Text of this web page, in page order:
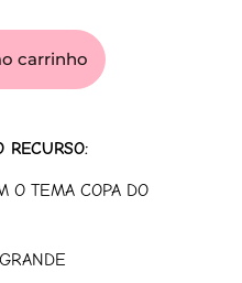
carrinho
RECURSO:
O TEMA COPA DO